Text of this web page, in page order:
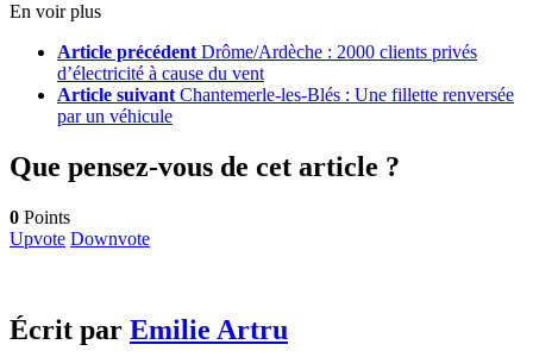
En voir plus
Article précédent Drôme/Ardèche : 2000 clients privés
d’électricité à cause du vent
Article suivant Chantemerle-les-Blés : Une fillette renversée
par un véhicule
Que pensez-vous de cet article ?
0 Points
Upvote Downvote
Écrit par Emilie Artru